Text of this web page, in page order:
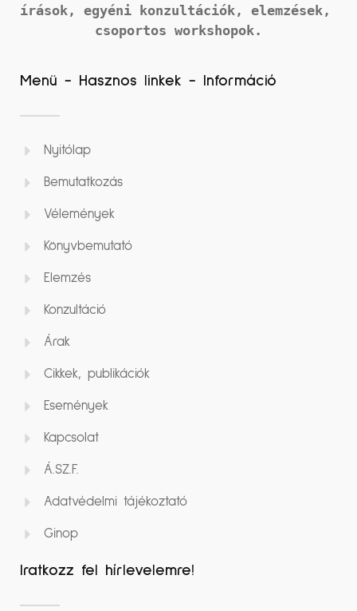
írások,
csoportos workshopok.
Menü - Hasznos linkek - Információ
Nyitólap
Bemutatkozás
Vélemények
Könyvbemutató
Elemzés
Konzultáció
Árak
Cikkek, publikációk
Események
Kapcsolat
Á.SZ.F.
Adatvédelmi tájékoztató
Ginop
Iratkozz fel hírlevelemre!